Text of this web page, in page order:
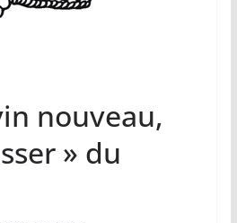
nouveau,
» du